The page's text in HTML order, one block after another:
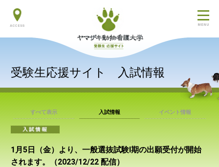
受験生応援サイト 入試情報
すべて表示 入試情報 イベント情報
1月5日（金）より、一般選抜試験Ⅰ期の出願受付が開始
されます。（2023/12/22 配信）